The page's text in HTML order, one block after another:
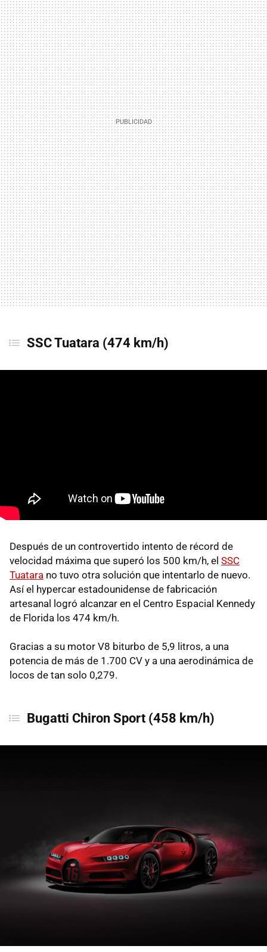
SSC Tuatara (474 km/h)
Después de un controvertido intento de récord de
velocidad máxima que superó los 500 km/h, el SSC
Tuatara no tuvo otra solución que intentarlo de nuevo.
Así el hypercar estadounidense de fabricación
artesanal logró alcanzar en el Centro Espacial Kennedy
de Florida los 474 km/h.
Gracias a su motor V8 biturbo de 5,9 litros, a una
potencia de más de 1.700 CV y a una aerodinámica de
locos de tan solo 0,279.
Bugatti Chiron Sport (458 km/h)